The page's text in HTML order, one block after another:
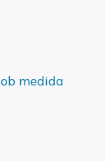
medida